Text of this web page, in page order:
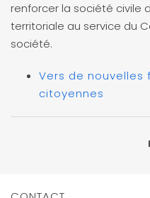
renforcer la société civile
territoriale au service du
société.
Vers de nouvelles
citoyennes